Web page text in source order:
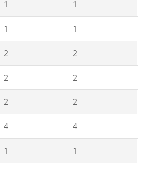
1 1
1 1
2 2
2 2
2 2
4 4
1 1